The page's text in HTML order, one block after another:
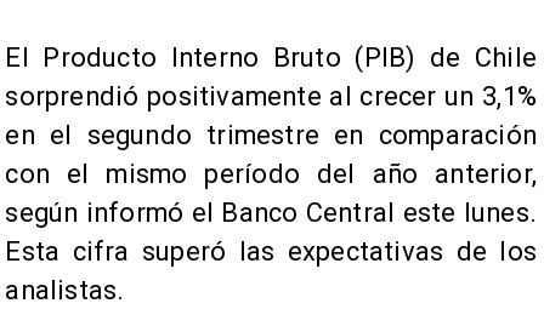
El Producto Interno Bruto (PIB) de Chile
sorprendió positivamente al crecer un 3,1%
en el segundo trimestre en comparación
con el mismo período del año anterior,
según informó el Banco Central este lunes.
Esta cifra superó las expectativas de los
analistas.